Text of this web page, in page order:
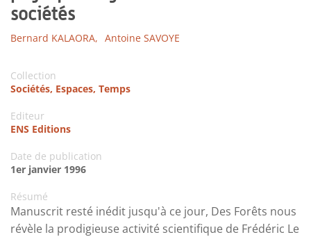
sociétés
Bernard KALAORA, Antoine SAVOYE
Collection
Sociétés, Espaces, Temps
Editeur
ENS Editions
Date de publication
1er janvier 1996
Résumé
Manuscrit resté inédit jusqu'à ce jour, Des Forêts nous
révèle la prodigieuse activité scientifique de Frédéric Le